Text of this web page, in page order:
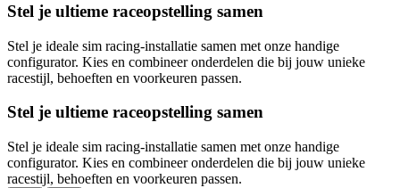
Stel je ultieme raceopstelling samen
Stel je ideale sim racing-installatie samen met onze handige
configurator. Kies en combineer onderdelen die bij jouw unieke
racestijl, behoeften en voorkeuren passen.
Stel je ultieme raceopstelling samen
Stel je ideale sim racing-installatie samen met onze handige
configurator. Kies en combineer onderdelen die bij jouw unieke
racestijl, behoeften en voorkeuren passen.